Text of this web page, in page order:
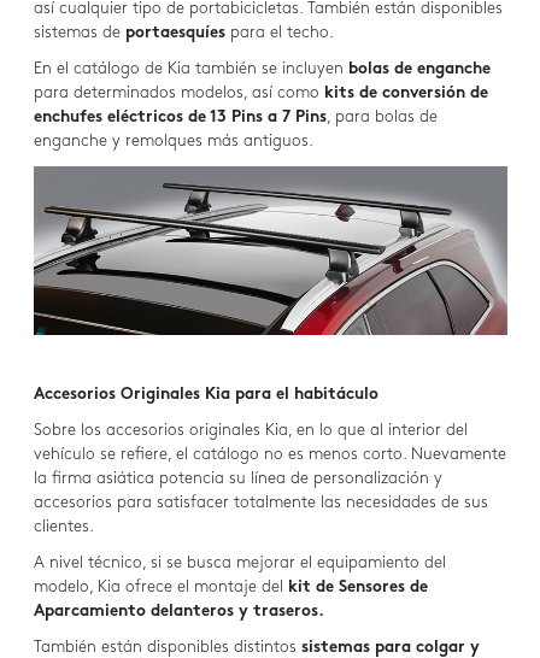
así cualquier tipo de portabicicletas. También están disponibles
sistemas de portaesquíespara el techo.
En el catálogo de Kia también se incluyen bolas de enganche
para determinados modelos, así como kits de conversión de
enchufes eléctricos de 13 Pins a 7 Pins, para bolas de
enganche y remolques más antiguos.
Accesorios Originales Kia para el habitáculo
Sobre los accesorios originales Kia, en lo que al interior del
vehículo se refiere, el catálogo no es menos corto. Nuevamente
la firma asiática potencia su línea de personalización y
accesorios para satisfacer totalmente las necesidades de sus
clientes.
A nivel técnico, si se busca mejorar el equipamiento del
modelo, Kia ofrece el montaje del
kit de Sensores de
Aparcamiento delanteros y traseros.
También están disponibles distintos sistemas para colgar y